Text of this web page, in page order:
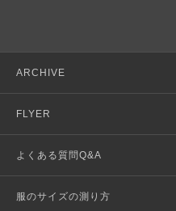
ARCHIVE
FLYER
よくある質問Q&A
服のサイズの測り方